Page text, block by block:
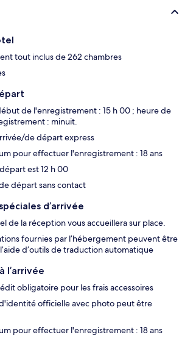
tout inclus de 262 chambres
de l'enregistrement : 15 h 00 ; heure de
: minuit.
de départ express
pour effectuer l'enregistrement : 18 ans
est 12 h 00
départ sans contact
d’arrivée
de la réception vous accueillera sur place.
fournies par l’hébergement peuvent être
d’outils de traduction automatique
l’arrivée
obligatoire pour les frais accessoires
officielle avec photo peut être
pour effectuer l'enregistrement : 18 ans